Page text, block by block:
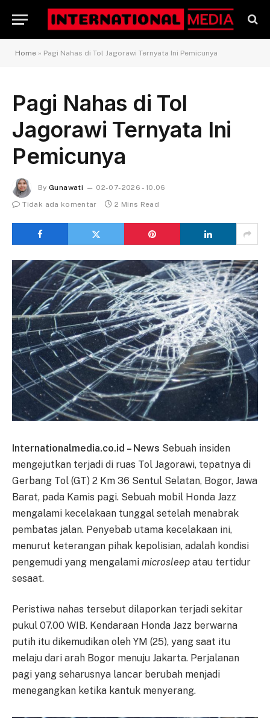
Home » Pagi Nahas di Tol Jagorawi Ternyata Ini Pemicunya
Pagi Nahas di Tol
Jagorawi Ternyata Ini
Pemicunya
By Gunawati
02-07-2026 - 10.06
Tidak ada komentar
2 Mins Read
Internationalmedia.co.id – News Sebuah insiden
mengejutkan terjadi di ruas Tol Jagorawi, tepatnya di
Gerbang Tol (GT) 2 Km 36 Sentul Selatan, Bogor, Jawa
Barat, pada Kamis pagi. Sebuah mobil Honda Jazz
mengalami kecelakaan tunggal setelah menabrak
pembatas jalan. Penyebab utama kecelakaan ini,
menurut keterangan pihak kepolisian, adalah kondisi
pengemudi yang mengalami microsleep atau tertidur
sesaat.
Peristiwa nahas tersebut dilaporkan terjadi sekitar
pukul 07.00 WIB. Kendaraan Honda Jazz berwarna
putih itu dikemudikan oleh YM (25), yang saat itu
melaju dari arah Bogor menuju Jakarta. Perjalanan
pagi yang seharusnya lancar berubah menjadi
menegangkan ketika kantuk menyerang.